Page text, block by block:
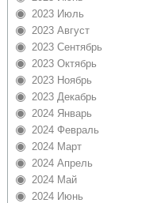
2023 Июль
2023 Август
2023 Сентябрь
2023 Октябрь
2023 Ноябрь
2023 Декабрь
2024 Январь
2024 Февраль
2024 Март
2024 Апрель
2024 Май
2024 Июнь